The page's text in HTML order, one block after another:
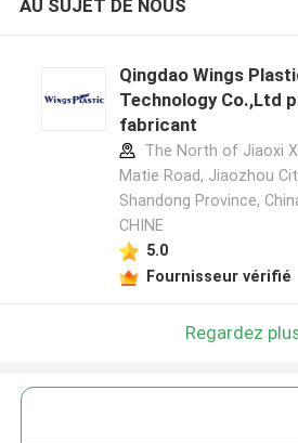
AU SUJET DE NOUS
Qingdao Wings
Technology Co.,Ltd
fabricant
The North of Jiaoxi
Matie Road, Jiaozhou
Shandong Province,
CHINE
5.0
Fournisseur vérifié
Regardez